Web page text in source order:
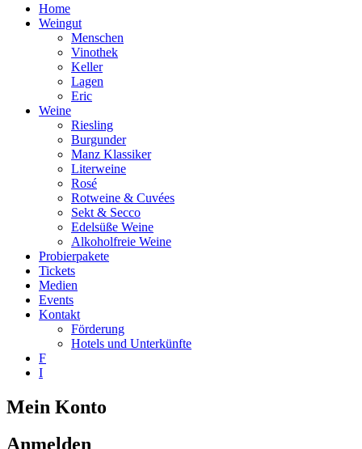
Home
Weingut
Menschen
Vinothek
Keller
Lagen
Eric
Weine
Riesling
Burgunder
Manz Klassiker
Literweine
Rosé
Rotweine & Cuvées
Sekt & Secco
Edelsüße Weine
Alkoholfreie Weine
Probierpakete
Tickets
Medien
Events
Kontakt
Förderung
Hotels und Unterkünfte
F
I
Mein Konto
Anmelden